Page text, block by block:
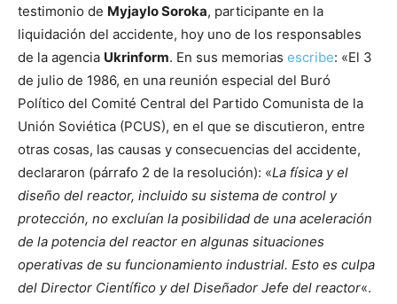
testimonio de Myjaylo Soroka, participante en la
liquidación del accidente, hoy uno de los responsables
de la agencia Ukrinform. En sus memorias escribe: «El 3
de julio de 1986, en una reunión especial del Buró
Político del Comité Central del Partido Comunista de la
Unión Soviética (PCUS), en el que se discutieron, entre
otras cosas, las causas y consecuencias del accidente,
declararon (párrafo 2 de la resolución): «La física y el
diseño del reactor, incluido su sistema de control y
protección, no excluían la posibilidad de una aceleración
de la potencia del reactor en algunas situaciones
operativas de su funcionamiento industrial. Esto es culpa
del Director Científico y del Diseñador Jefe del reactor«.